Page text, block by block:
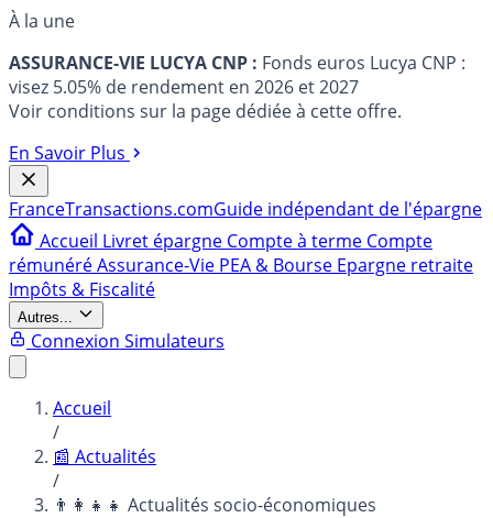
À la une
ASSURANCE-VIE LUCYA CNP : Fonds euros Lucya CNP :
visez 5.05% de rendement en 2026 et 2027
Voir conditions sur la page dédiée à cette offre.
En Savoir Plus
FranceTransactions.comGuide indépendant de l'épargne
Accueil Livret épargne Compte à terme Compte
rémunéréAssurance-Vie PEA & Bourse Epargne retraite
Impôts & Fiscalité
Autres...
Connexion Simulateurs
Accueil
/
📰 Actualités
/
👨‍👩‍👧‍👧 Actualités socio-économiques